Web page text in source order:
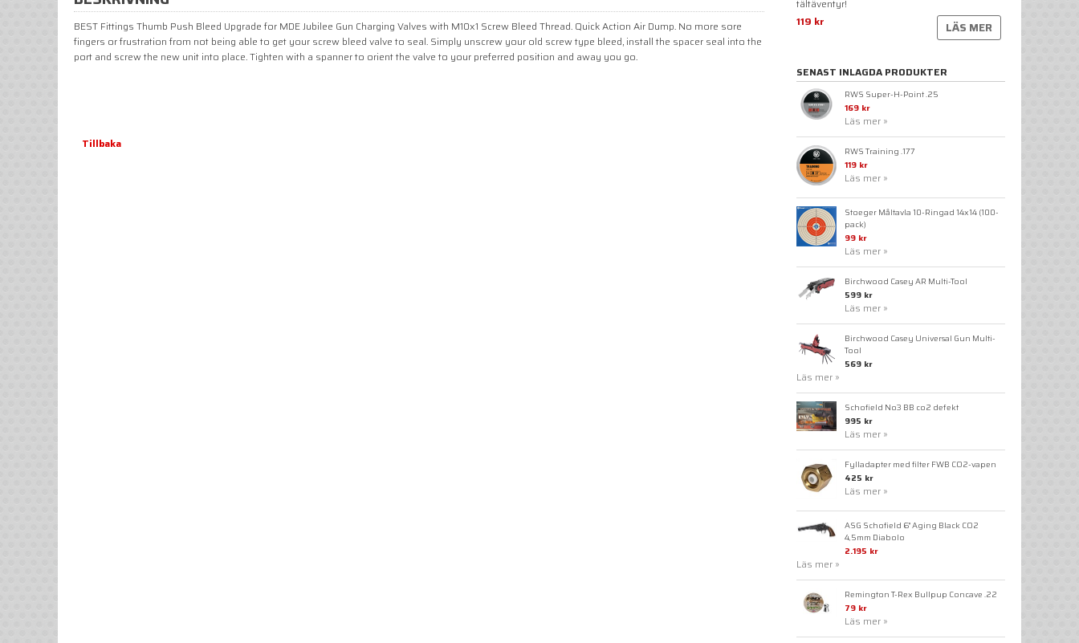
BEST Fittings Thumb Push Bleed Upgrade for MDE Jubilee Gun Charging Valves with M10x1 Screw Bleed Thread. Quick Action Air Dump. No more sore
fingers or frustration from not being able to get your screw bleed valve to seal. Simply unscrew your old screw type bleed, install the spacer seal into the
port and screw the new unit into place. Tighten with a spanner to orient the valve to your preferred position and away you go.
Tillbaka
tältäventyr!
119 kr
LÄS MER
SENAST INLAGDA PRODUKTER
RWS Super-H-Point .25
169 kr
Läs mer »
RWS Training .177
119 kr
Läs mer »
Stoeger Måltavla 10-Ringad 14x14 (100-
pack)
99 kr
Läs mer »
Birchwood Casey AR Multi-Tool
599 kr
Läs mer »
Birchwood Casey Universal Gun Multi-
Tool
569 kr
Läs mer »
Schofield No3 BB co2 defekt
995 kr
Läs mer »
Fylladapter med filter FWB CO2-vapen
425 kr
Läs mer »
ASG Schofield 6" Aging Black CO2
4,5mm Diabolo
2.195 kr
Läs mer »
Remington T-Rex Bullpup Concave .22
79 kr
Läs mer »